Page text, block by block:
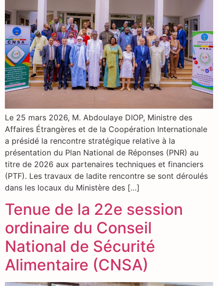
Le 25 mars 2026, M. Abdoulaye DIOP, Ministre des
Affaires Étrangères et de la Coopération Internationale
a présidé la rencontre stratégique relative à la
présentation du Plan National de Réponses (PNR) au
titre de 2026 aux partenaires techniques et financiers
(PTF). Les travaux de ladite rencontre se sont déroulés
dans les locaux du Ministère des […]
Tenue de la 22e session
ordinaire du Conseil
National de Sécurité
Alimentaire (CNSA)